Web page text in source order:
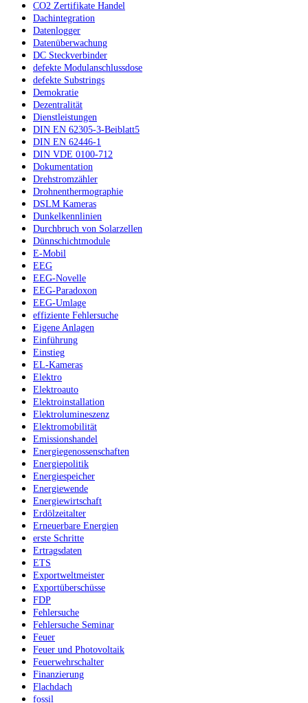
CO2 Zertifikate Handel
Dachintegration
Datenlogger
Datenüberwachung
DC Steckverbinder
defekte Modulanschlussdose
defekte Substrings
Demokratie
Dezentralität
Dienstleistungen
DIN EN 62305-3-Beiblatt5
DIN EN 62446-1
DIN VDE 0100-712
Dokumentation
Drehstromzähler
Drohnenthermographie
DSLM Kameras
Dunkelkennlinien
Durchbruch von Solarzellen
Dünnschichtmodule
E-Mobil
EEG
EEG-Novelle
EEG-Paradoxon
EEG-Umlage
effiziente Fehlersuche
Eigene Anlagen
Einführung
Einstieg
EL-Kameras
Elektro
Elektroauto
Elektroinstallation
Elektrolumineszenz
Elektromobilität
Emissionshandel
Energiegenossenschaften
Energiepolitik
Energiespeicher
Energiewende
Energiewirtschaft
Erdölzeitalter
Erneuerbare Energien
erste Schritte
Ertragsdaten
ETS
Exportweltmeister
Exportüberschüsse
FDP
Fehlersuche
Fehlersuche Seminar
Feuer
Feuer und Photovoltaik
Feuerwehrschalter
Finanzierung
Flachdach
fossil